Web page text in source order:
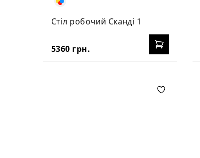
Стіл робочий Сканді 1
5360 грн.